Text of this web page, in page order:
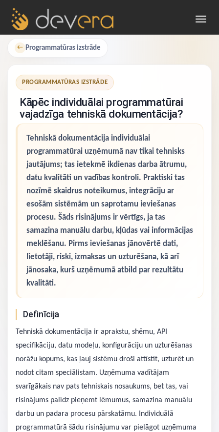
← Programmatūras izstrāde
PROGRAMMATŪRAS IZSTRĀDE
Kāpēc individuālai programmatūrai
vajadzīga tehniskā dokumentācija?
Tehniskā dokumentācija individuālai
programmatūrai uzņēmumā nav tikai tehnisks
jautājums; tas ietekmē ikdienas darba ātrumu,
datu kvalitāti un vadības kontroli. Praktiski tas
nozīmē skaidrus noteikumus, integrāciju ar
esošām sistēmām un saprotamu ieviešanas
procesu. Šāds risinājums ir vērtīgs, ja tas
samazina manuālu darbu, kļūdas vai informācijas
meklēšanu. Pirms ieviešanas jānovērtē dati,
lietotāji, riski, izmaksas un uzturēšana, kā arī
jānosaka, kurš uzņēmumā atbild par rezultātu
kvalitāti.
Definīcija
Tehniskā dokumentācija ir aprakstu, shēmu, API
specifikāciju, datu modeļu, konfigurāciju un uzturēšanas
norāžu kopums, kas ļauj sistēmu droši attīstīt, uzturēt un
nodot citam speciālistam. Uzņēmuma vadītājam
svarīgākais nav pats tehniskais nosaukums, bet tas, vai
risinājums palīdz pieņemt lēmumus, samazina manuālu
darbu un padara procesu pārskatāmu. Individuālā
programmatūrā šādu risinājumu var pielāgot uzņēmuma